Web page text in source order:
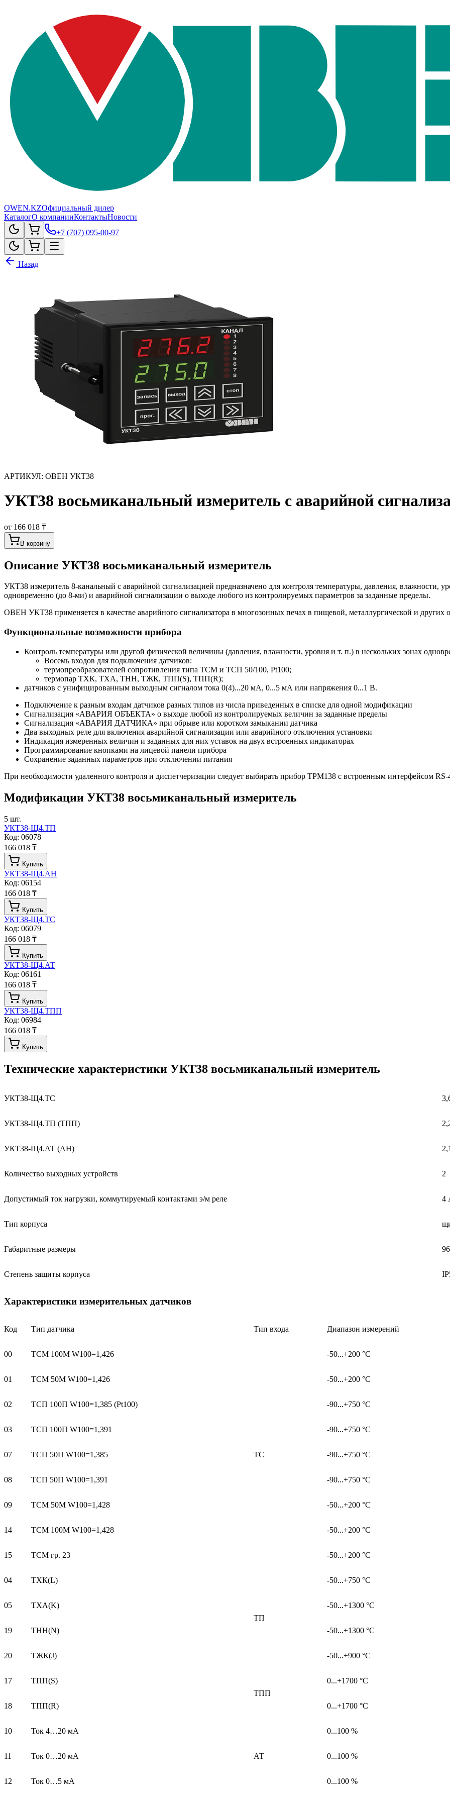
OWEN.KZОфициальный дилер
КаталогО компанииКонтактыНовости
+7 (707) 095-00-97
Назад
АРТИКУЛ: ОВЕН УКТ38
УКТ38 восьмиканальный измеритель с аварийной
от 166 018 ₸
В корзину
Описание УКТ38 восьмиканальный измеритель
УКТ38 измеритель 8-канальный с аварийной сигнализацией предназначено для контроля температуры, давления, влажности,
одновременно (до 8-ми) и аварийной сигнализации о выходе любого из контролируемых параметров за заданные пределы.
ОВЕН УКТ38 применяется в качестве аварийного сигнализатора в многозонных печах в пищевой, металлургической и других
Функциональные возможности прибора
Контроль температуры или другой физической величины (давления, влажности, уровня и т. п.) в нескольких зонах
Восемь входов для подключения датчиков:
термопреобразователей сопротивления типа ТСМ и ТСП 50/100, Pt100;
термопар ТХК, ТХА, ТНН, ТЖК, ТПП(S), ТПП(R);
датчиков с унифицированным выходным сигналом тока 0(4)...20 мА, 0...5 мА или напряжения 0...1 В.
Подключение к разным входам датчиков разных типов из числа приведенных в списке для одной модификации
Сигнализация «АВАРИЯ ОБЪЕКТА» о выходе любой из контролируемых величин за заданные пределы
Сигнализация «АВАРИЯ ДАТЧИКА» при обрыве или коротком замыкании датчика
Два выходных реле для включения аварийной сигнализации или аварийного отключения установки
Индикация измеренных величин и заданных для них уставок на двух встроенных индикаторах
Программирование кнопками на лицевой панели прибора
Сохранение заданных параметров при отключении питания
При необходимости удаленного контроля и диспетчеризации следует выбирать прибор ТРМ138 с встроенным интерфейсом RS-
Модификации УКТ38 восьмиканальный измеритель
5 шт.
УКТ38-Щ4.ТП
Код: 06078
166 018 ₸
Купить
УКТ38-Щ4.АН
Код: 06154
166 018 ₸
Купить
УКТ38-Щ4.ТС
Код: 06079
166 018 ₸
Купить
УКТ38-Щ4.АТ
Код: 06161
166 018 ₸
Купить
УКТ38-Щ4.ТПП
Код: 06984
166 018 ₸
Купить
Технические характеристики УКТ38 восьмиканальный измеритель
УКТ38-Щ4.ТС
УКТ38-Щ4.ТП (ТПП)
УКТ38-Щ4.АТ (АН)
Количество выходных устройств 2
Допустимый ток нагрузки, коммутируемый контактами э/м реле 4
Тип корпуса
Габаритные размеры
Степень защиты корпуса
Характеристики измерительных датчиков
Код Тип датчика Тип входа Диапазон измерений
00 ТСМ 100М W100=1,426
ТС
-50...+200 °С
01 TCM 50M W100=1,426 -50...+200 °С
02 TCП 100П W100=1,385 (Pt100) -90...+750 °С
03 ТСП 100П W100=1,391 -90...+750 °С
07 ТСП 50П W100=1,385 -90...+750 °С
08 ТСП 50П W100=1,391 -90...+750 °С
09 TCM 50M W100=1,428 -50...+200 °С
14 ТСМ 100М W100=1,428 -50...+200 °С
15 ТСМ гр. 23 -50...+200 °С
04 ТХК(L)
ТП
-50...+750 °С
05 ТХА(K) -50...+1300 °С
19 ТНН(N) -50...+1300 °С
20 ТЖК(J) -50...+900 °С
17
ТПП(S)
ТПП
0...+1700 °С
18 ТПП(R) 0...+1700 °С
10 Ток 4…20 мА
АТ
0...100 %
11 Ток 0…20 мА 0...100 %
12 Ток 0…5 мА 0...100 %